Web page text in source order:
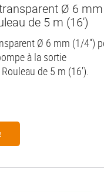
Ø 6 mm
de 5 m (16')
Ø 6 mm (1/4'')
à la sortie
de 5 m (16').